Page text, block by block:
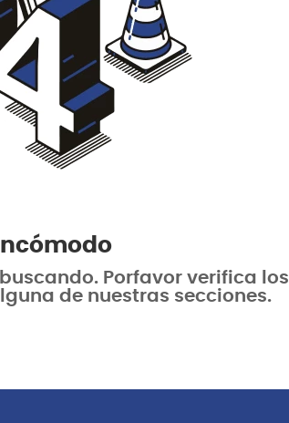
Porfavor verifica los
de nuestras secciones.